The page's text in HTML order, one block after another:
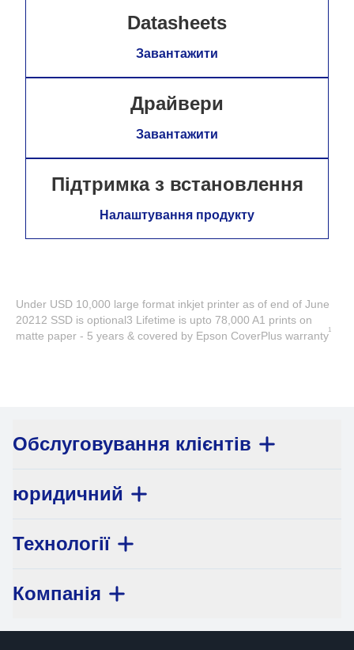
Datasheets
Завантажити
Драйвери
Завантажити
Підтримка з встановлення
Налаштування продукту
Under USD 10,000 large format inkjet printer as of end of June
20212 SSD is optional3 Lifetime is upto 78,000 A1 prints on
matte paper - 5 years & covered by Epson CoverPlus warranty1
Обслуговування клієнтів
юридичний
Технології
Компанія